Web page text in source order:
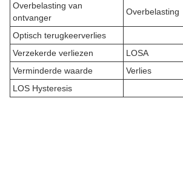
Overbelasting van
ontvanger
Overbelasting
Optisch terugkeerverlies
Verzekerde verliezen
LOSA
Verminderde waarde
Verlies
LOS Hysteresis